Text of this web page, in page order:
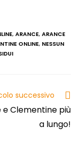
, ARANCE, ARANCE
ONLINE, NESSUN
successivo
Clementine più
a lungo!